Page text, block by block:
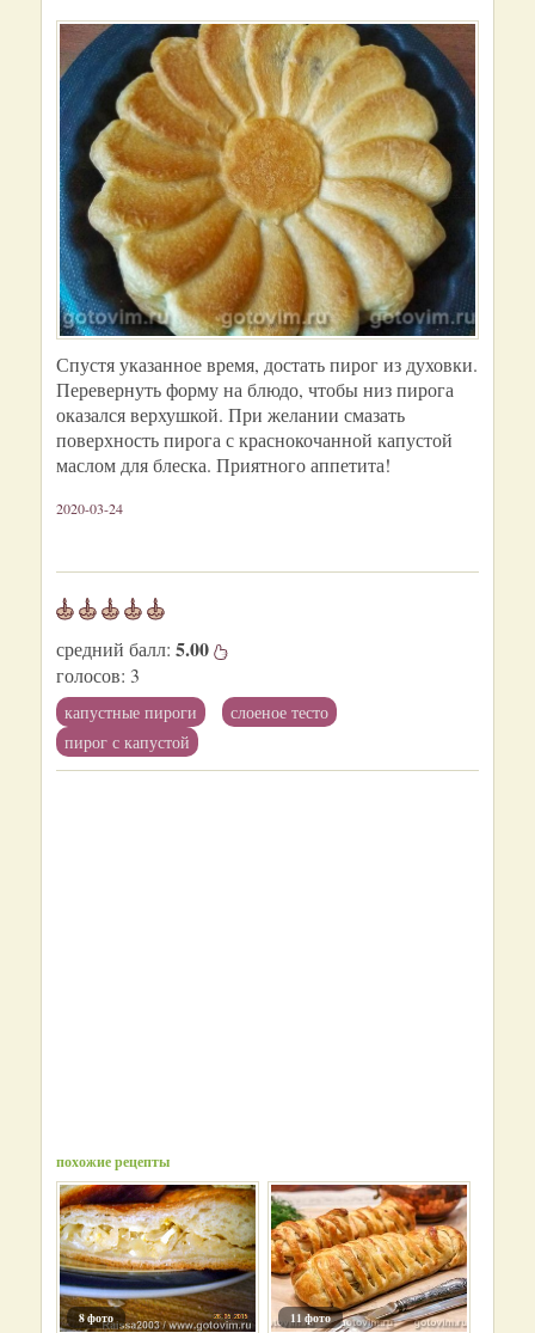
Спустя указанное время, достать пирог из духовки.
Перевернуть форму на блюдо, чтобы низ пирога
оказался верхушкой. При желании смазать
поверхность пирога с краснокочанной капустой
маслом для блеска. Приятного аппетита!
2020-03-24
средний балл: 5.00
голосов: 3
капустные пироги
слоеное тесто
пирог с капустой
похожие рецепты
8 фото
11 фото